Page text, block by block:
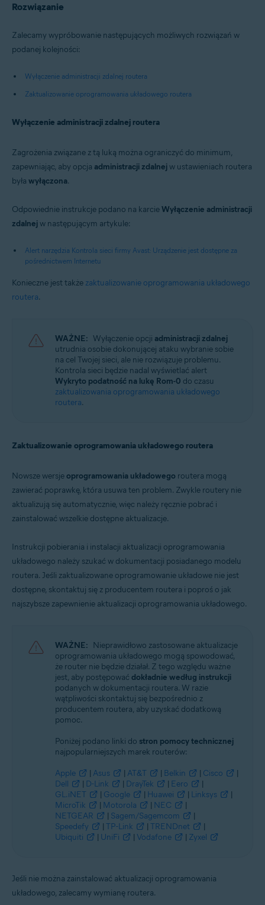
Apple macOS 10.14.x (Mojave)
Apple Mac OS X 10.11.x (El Capitan)
Rozwiązanie
Zalecamy wypróbowanie następujących możliwych rozwiązań w
podanej kolejności:
Wyłączenie administracji zdalnej routera
Zaktualizowanie oprogramowania układowego routera
Wyłączenie administracji zdalnej routera
Zagrożenia związane z tą luką można ograniczyć do minimum,
zapewniając, aby opcja administracji zdalnejw ustawieniach routera
była wyłączona.
Odpowiednie instrukcje podano na karcieWyłączenie administracji
zdalnejw następującym artykule:
Alert narzędzia Kontrola sieci firmy Avast: Urządzenie jest dostępne za
pośrednictwem Internetu
Konieczne jest także zaktualizowanie oprogramowania układowego
routera.
WAŻNE: Wyłączenie opcji administracji zdalnej
utrudnia osobie dokonującej ataku wybranie sobie
na cel Twojej sieci, ale nie rozwiązuje problemu.
Kontrola sieci będzie nadal wyświetlać alert
Wykryto podatność na lukę Rom-0 do czasu
zaktualizowania oprogramowania układowego
routera.
Zaktualizowanie oprogramowania układowego routera
Nowsze wersjeoprogramowania układowego routera mogą
zawierać poprawkę, która usuwa ten problem. Zwykle routery nie
aktualizują się automatycznie, więc należy ręcznie pobrać i
zainstalować wszelkie dostępne aktualizacje.
Instrukcji pobierania i instalacji aktualizacji oprogramowania
układowego należy szukać w dokumentacji posiadanego modelu
routera. Jeśli zaktualizowane oprogramowanie układowe nie jest
dostępne, skontaktuj się z producentem routera i poproś o jak
najszybsze zapewnienie aktualizacji oprogramowania układowego.
WAŻNE: Nieprawidłowo zastosowane aktualizacje
oprogramowania układowego mogą spowodować,
że router nie będzie działał. Z tego względu ważne
jest, aby postępować dokładnie według instrukcji
podanych w dokumentacji routera. W razie
wątpliwości skontaktuj się bezpośrednio z
producentem routera, aby uzyskać dodatkową
pomoc.
Poniżej podano linki do stron pomocy technicznej
najpopularniejszych marek routerów:
Apple | Asus | AT&T | Belkin | Cisco
|
Dell
| D-Link | DrayTek | Eero
|
GL.iNET
| Google | Huawei | Linksys
|
MicroTik
| Motorola | NEC
|
NETGEAR
| Sagem/Sagemcom
|
Speedefy
| TP-Link | TRENDnet
|
Ubiquiti
| UniFi | Vodafone | Zyxel
Jeśli nie można zainstalować aktualizacji oprogramowania
układowego, zalecamy wymianę routera.